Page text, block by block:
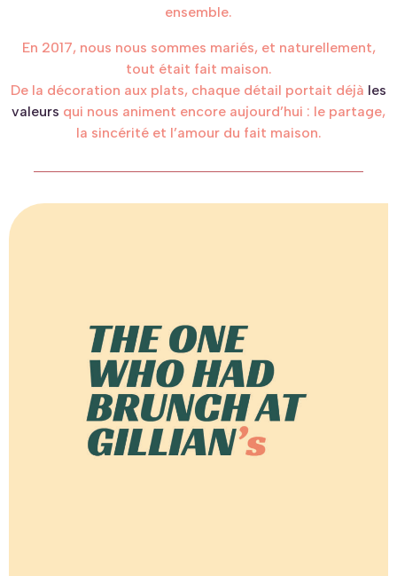
ensemble.
En 2017, nous nous sommes mariés, et naturellement,
tout était fait maison.
De la décoration aux plats, chaque détail portait déjà les
valeurs qui nous animent encore aujourd’hui : le partage,
la sincérité et l’amour du fait maison.